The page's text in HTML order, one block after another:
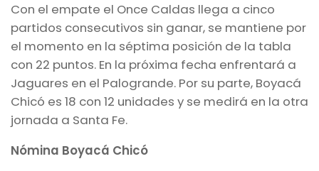
Con el empate el Once Caldas llega a cinco
partidos consecutivos sin ganar, se mantiene por
el momento en la séptima posición de la tabla
con 22 puntos. En la próxima fecha enfrentará a
Jaguares en el Palogrande. Por su parte, Boyacá
Chicó es 18 con 12 unidades y se medirá en la otra
jornada a Santa Fe.
Nómina Boyacá Chicó